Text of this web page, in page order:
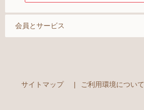
ソックス
会員とサービス
サイトマップ | ご利用環境について